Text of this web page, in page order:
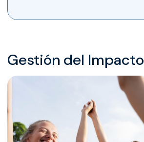
Gestión del Impacto